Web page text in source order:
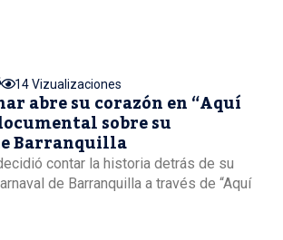
14 Vizualizaciones
abre su corazón en “Aquí
sobre su
Barranquilla
contar la historia detrás de su
de Barranquilla a través de “Aquí